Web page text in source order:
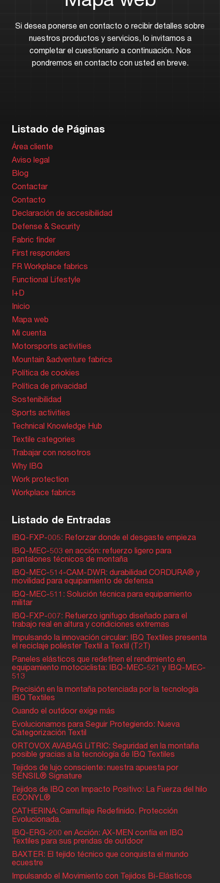
Si desea ponerse en contacto o recibir detalles sobre
nuestros productos y servicios, lo invitamos a
completar el cuestionario a continuación. Nos
pondremos en contacto con usted en breve.
Listado de Páginas
Área cliente
Aviso legal
Blog
Contactar
Contacto
Declaración de accesibilidad
Defense & Security
Fabric finder
First responders
FR Workplace fabrics
Functional Lifestyle
I+D
Inicio
Mapa web
Mi cuenta
Motorsports activities
Mountain &adventure fabrics
Política de cookies
Política de privacidad
Sostenibilidad
Sports activities
Technical Knowledge Hub
Textile categories
Trabajar con nosotros
Why IBQ
Work protection
Workplace fabrics
Listado de Entradas
IBQ-FXP-005: Reforzar donde el desgaste empieza
IBQ-MEC-503 en acción: refuerzo ligero para
pantalones técnicos de montaña
IBQ-MEC-514-CAM-DWR: durabilidad CORDURA® y
movilidad para equipamiento de defensa
IBQ-MEC-511: Solución técnica para equipamiento
militar
IBQ-FXP-007: Refuerzo ignífugo diseñado para el
trabajo real en altura y condiciones extremas
Impulsando la innovación circular: IBQ Textiles presenta
el reciclaje poliéster Textil a Textil (T2T)
Paneles elásticos que redefinen el rendimiento en
equipamiento motociclista: IBQ-MEC-521 y IBQ-MEC-
513
Precisión en la montaña potenciada por la tecnología
IBQ Textiles
Cuando el outdoor exige más
Evolucionamos para Seguir Protegiendo: Nueva
Categorización Textil
ORTOVOX AVABAG LiTRIC: Seguridad en la montaña
posible gracias a la tecnología de IBQ Textiles
Tejidos de lujo consciente: nuestra apuesta por
SENSIL® Signature
Tejidos de IBQ con Impacto Positivo: La Fuerza del hilo
ECONYL®
CATHERINA: Camuflaje Redefinido. Protección
Evolucionada.
IBQ-ERG-200 en Acción: AX-MEN confía en IBQ
Textiles para sus prendas de outdoor
BAXTER: El tejido técnico que conquista el mundo
ecuestre
Impulsando el Movimiento con Tejidos Bi-Elásticos